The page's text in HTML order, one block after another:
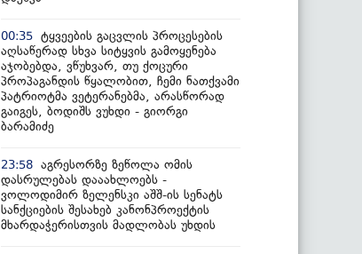
00:35 ტყვეების გაცვლის პროცესების
აღსაწერად სხვა სიტყვის გამოყენება
აჯობებდა, ვწუხვარ, თუ ქოცური
პროპაგანდის წყალობით, ჩემი ნათქვამი
პატრიოტმა ვეტერანებმა, არასწორად
გაიგეს, ბოდიშს ვუხდი - გიორგი
ბარამიძე
23:58 აგრესორზე ზეწოლა ომის
დასრულებას დააახლოებს -
ვოლოდიმირ ზელენსკი აშშ-ის სენატს
სანქციების შესახებ კანონპროექტის
მხარდაჭერისთვის მადლობას უხდის